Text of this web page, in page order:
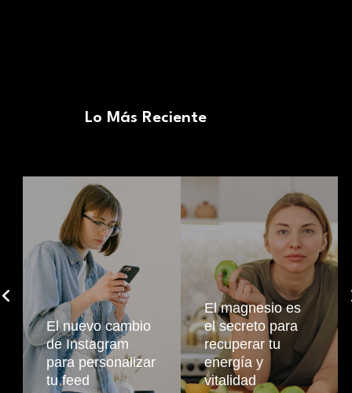
Lo Más Reciente
El nuevo cambio
de Instagram
para personalizar
tu feed
El magnesio es
el secreto para
recuperar tu
energía y
vitalidad